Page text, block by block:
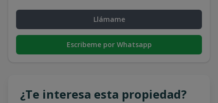
Llámame
Escribeme por Whatsapp
¿Te interesa esta propiedad?